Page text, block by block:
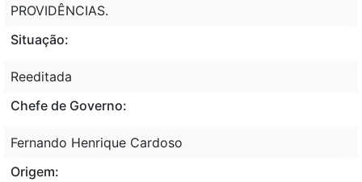
PROVIDÊNCIAS.
Situação:
Reeditada
Chefe de Governo:
Fernando Henrique Cardoso
Origem: